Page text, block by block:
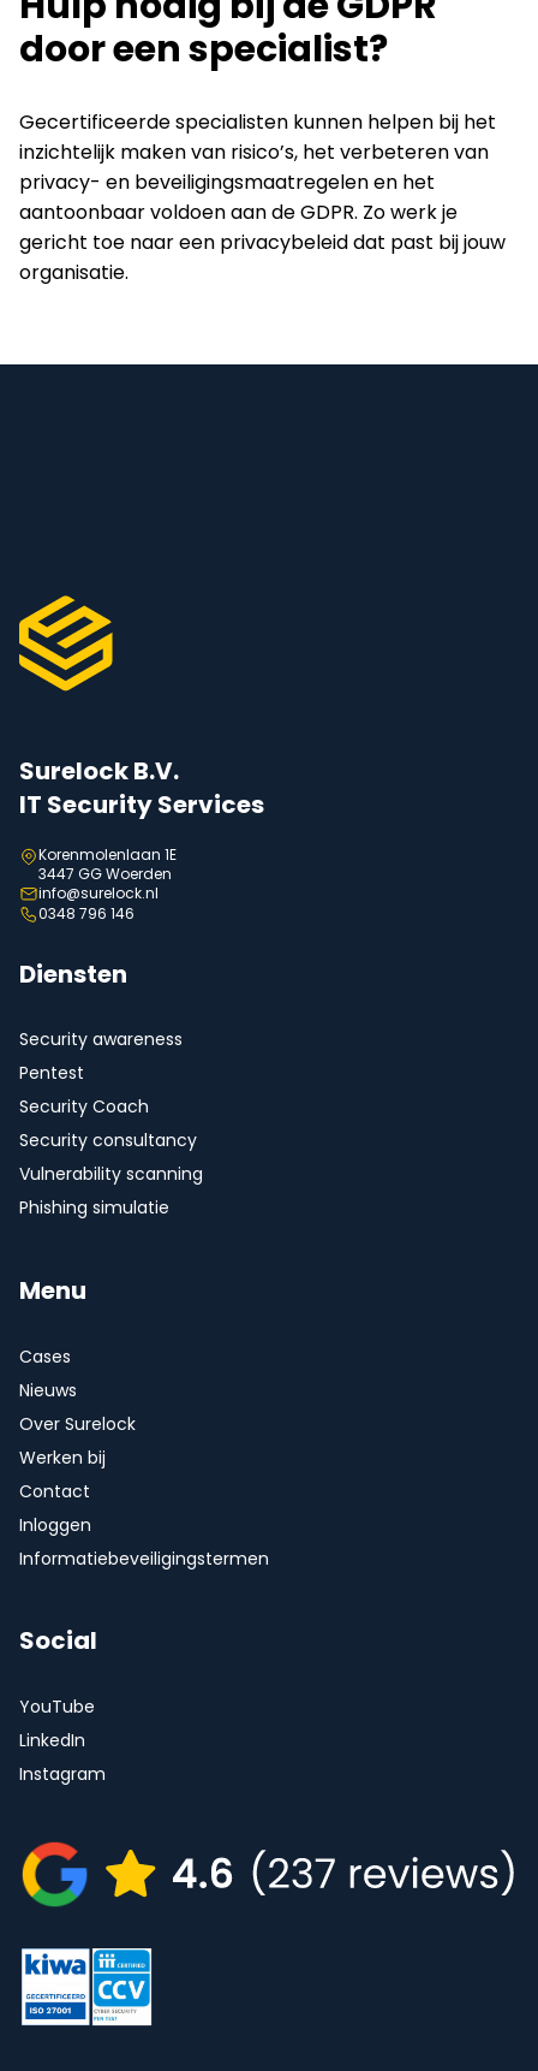
door een specialist?
Gecertificeerde specialisten kunnen helpen bij het
inzichtelijk maken van risico’s, het verbeteren van
privacy- en beveiligingsmaatregelen en het
aantoonbaar voldoen aan de GDPR. Zo werk je
gericht toe naar een privacybeleid dat past bij jouw
organisatie.
Surelock B.V.
IT Security Services
Korenmolenlaan 1E
3447 GG Woerden
info@surelock.nl
0348 796 146
Diensten
Security awareness
Pentest
Security Coach
Security consultancy
Vulnerability scanning
Phishing simulatie
Menu
Cases
Nieuws
Over Surelock
Werken bij
Contact
Inloggen
Informatiebeveiligingstermen
Social
YouTube
LinkedIn
Instagram